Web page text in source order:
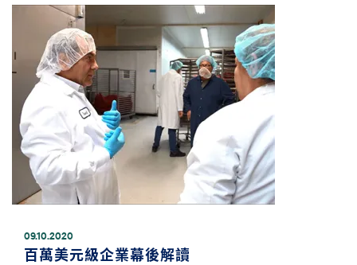
09.10.2020
百萬美元級企業幕後解讀